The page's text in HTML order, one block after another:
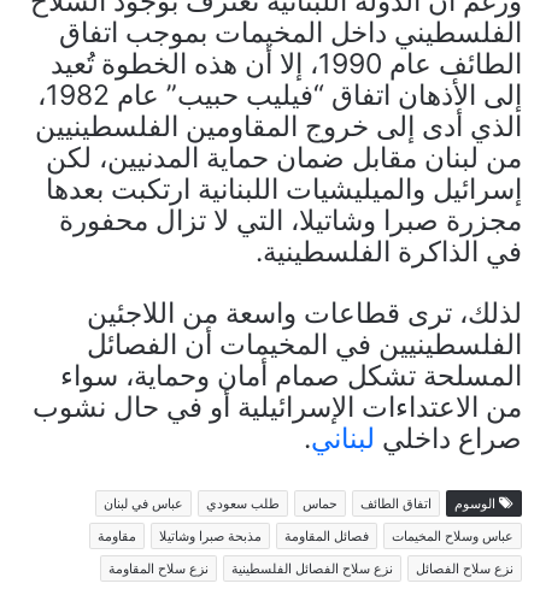
الفلسطيني داخل المخيمات بموجب اتفاق
الطائف عام 1990، إلا أن هذه الخطوة تُعيد
إلى الأذهان اتفاق “فيليب حبيب” عام 1982،
الذي أدى إلى خروج المقاومين الفلسطينيين
من لبنان مقابل ضمان حماية المدنيين، لكن
إسرائيل والميليشيات اللبنانية ارتكبت بعدها
مجزرة صبرا وشاتيلا، التي لا تزال محفورة
في الذاكرة الفلسطينية.
لذلك، ترى قطاعات واسعة من اللاجئين
الفلسطينيين في المخيمات أن الفصائل
المسلحة تشكل صمام أمان وحماية، سواء
من الاعتداءات الإسرائيلية أو في حال نشوب
صراع داخلي لبناني.
الوسوم اتفاق الطائف حماس طلب سعودي
عباس في لبنان
عباس وسلاح المخيمات
فصائل المقاومة مذبحة صبرا وشاتيلا
مقاومة
نزع سلاح الفصائل
نزع سلاح الفصائل الفلسطينية نزع سلاح المقاومة